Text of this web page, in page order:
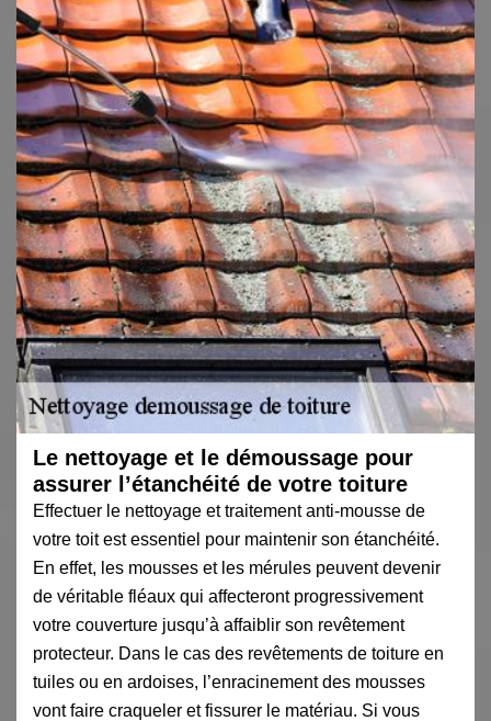
Le nettoyage et le démoussage pour
assurer l’étanchéité de votre toiture
Effectuer le nettoyage et traitement anti-mousse de
votre toit est essentiel pour maintenir son étanchéité.
En effet, les mousses et les mérules peuvent devenir
de véritable fléaux qui affecteront progressivement
votre couverture jusqu’à affaiblir son revêtement
protecteur. Dans le cas des revêtements de toiture en
tuiles ou en ardoises, l’enracinement des mousses
vont faire craqueler et fissurer le matériau. Si vous